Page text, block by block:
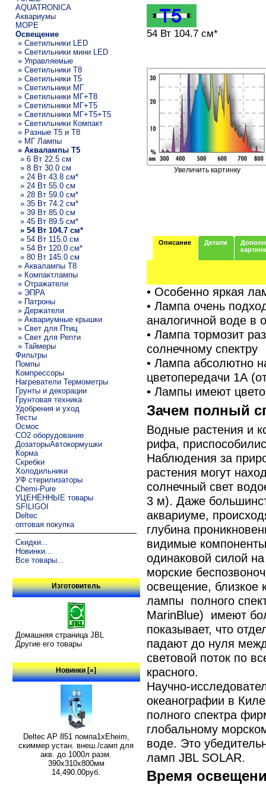
AQUATRONICA
Аквариумы
МОРЕ
Освещение
» Светильники LED
» Светильники мини LED
» Управляемые
» Светильники T8
» Светильники T5
» Светильники МГ
» Светильники МГ+T8
» Светильники МГ+T5
» Светильники МГ+T5+T5
» Светильники Компакт
» Разные T5 и T8
» МГ Лампы
» Аквалампы T5
» 6 Вт 22.5 см
» 8 Вт 30.0 см
» 24 Вт 43.8 см*
» 24 Вт 55.0 см
» 28 Вт 59.0 см*
» 35 Вт 74.2 см*
» 39 Вт 85.0 см
» 45 Вт 89.5 см*
» 54 Вт 104.7 см*
» 54 Вт 115.0 см
» 54 Вт 120.0 см*
» 80 Вт 145.0 см
» Аквалампы T8
» Компактлампы
» Отражатели
» ЭПРА
» Патроны
» Держатели
» Аквариумные крышки
» Свет для Птиц
» Свет для Репти
» Таймеры
Фильтры
Помпы
Компрессоры
Нагреватели Термометры
Грунты и декорации
Грунтовая техника
Удобрения и уход
Тесты
Осмос
CO2 оборудование
ДозаторыАвтокормушки
Корма
Скребки
Холодильники
УФ стерилизаторы
Chemi-Pure
УЦЕНЁННЫЕ товары
SFILIGOI
Deltec
оптовая покупка
Скидки...
Новинки...
Все товары...
Изготовитель
Домашняя страница JBL
Другие его товары
Новинки [»]
Deltec AP 851 помпа1xEheim,
скиммер устан. внеш./самп для
акв. до 1000л разм.
390х310х800мм
14,490.00руб.
54 Вт 104.7 см*
Увеличить картинку
Описание Детали
• Особенно яркая
• Лампа очень
аналогичной воде в
• Лампа тормозит
солнечному спектру
• Лампа абсолютно
цветопередачи 1А
• Лампы имеют
Зачем полный
Водные растения и
рифа,
Наблюдения за
растения могут
солнечный свет
3 м). Даже
аквариуме,
глубина
видимые
одинаковой силой
морские
освещение, близкое
лампы полного
MarinBlue) имеют
показывает, что
падают до нуля
световой поток по
красного.
Научно-
океанографии в
полного спектра
глобальному
воде. Это
ламп JBL SOLAR.
Время